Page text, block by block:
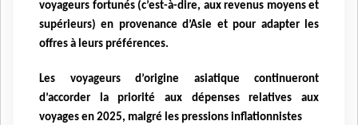
voyageurs fortunés (c’est-à-dire, aux revenus moyens et
supérieurs) en provenance d’Asie et pour adapter les
offres à leurs préférences.
Les voyageurs d’origine asiatique continueront
d’accorder la priorité aux dépenses relatives aux
voyages en 2025, malgré les pressions inflationnistes